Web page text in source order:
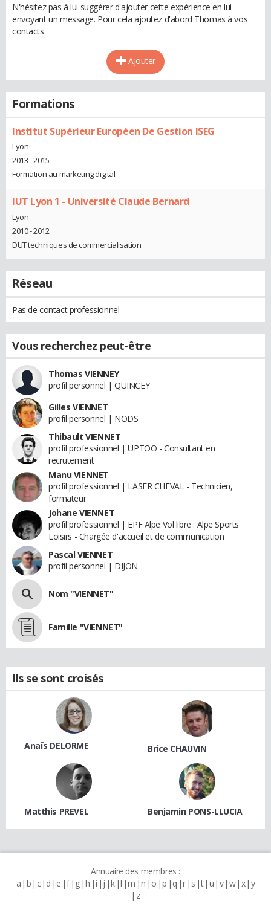
N'hésitez pas à lui suggérer d'ajouter cette expérience en lui
envoyant un message. Pour cela ajoutez d'abord Thomas à vos
contacts.
Ajouter
Formations
Institut Supérieur Européen De Gestion ISEG
Lyon
2013 - 2015
Formation au marketing digital.
IUT Lyon 1 - Université Claude Bernard
Lyon
2010 - 2012
DUT techniques de commercialisation
Réseau
Pas de contact professionnel
Vous recherchez peut-être
Thomas VIENNEY
profil personnel | QUINCEY
Gilles VIENNET
profil personnel | NODS
Thibault VIENNET
profil professionnel | UPTOO - Consultant en
recrutement
Manu VIENNET
profil professionnel | LASER CHEVAL - Technicien,
formateur
Johane VIENNET
profil professionnel | EPF Alpe Vol libre : Alpe Sports
Loisirs - Chargée d'accueil et de communication
Pascal VIENNET
profil personnel | DIJON
Nom "VIENNET"
Famille "VIENNET"
Ils se sont croisés
Anaïs DELORME Brice CHAUVIN
Matthis PREVEL Benjamin PONS-LLUCIA
Annuaire des membres :
a b c d e f g h i j k l m n o p q r s t u v w x y
z